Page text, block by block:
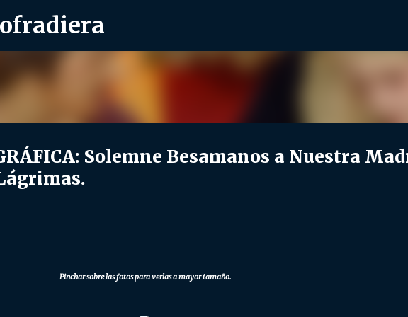
Solemne Besamanos a Nuestra
Pinchar sobre las fotos para verlas a mayor tamaño.